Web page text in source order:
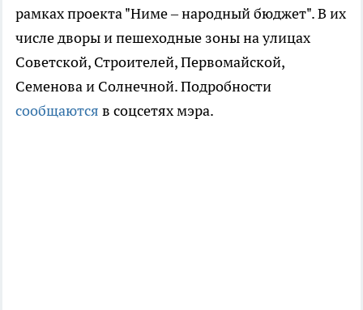
рамках проекта "Ниме – народный бюджет". В их
числе дворы и пешеходные зоны на улицах
Советской, Строителей, Первомайской,
Семенова и Солнечной. Подробности
сообщаются в соцсетях мэра.